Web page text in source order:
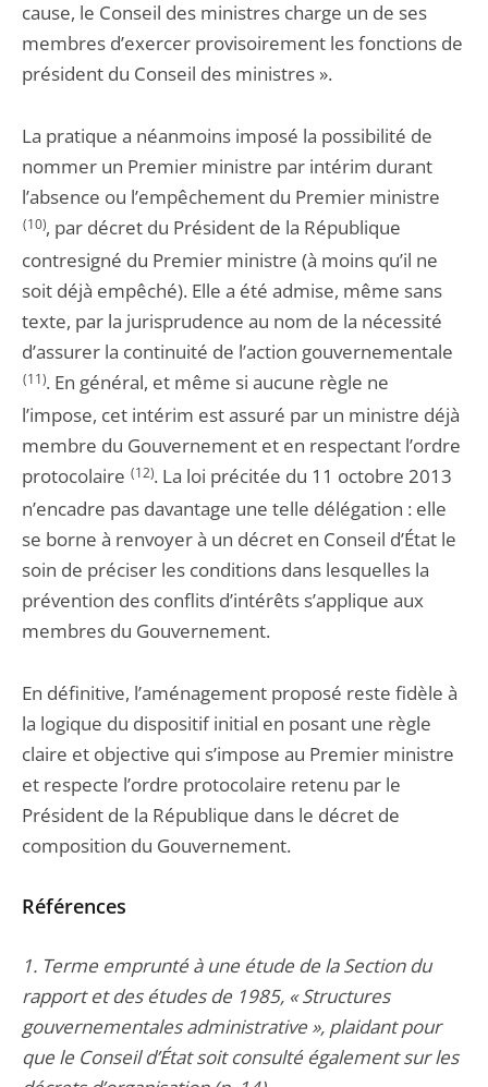
cause, le Conseil des ministres charge un de ses
membres d’exercer provisoirement les fonctions de
président du Conseil des ministres ».
La pratique a néanmoins imposé la possibilité de
nommer un Premier ministre par intérim durant
l’absence ou l’empêchement du Premier ministre
(10), par décret du Président de la République
contresigné du Premier ministre (à moins qu’il ne
soit déjà empêché). Elle a été admise, même sans
texte, par la jurisprudence au nom de la nécessité
d’assurer la continuité de l’action gouvernementale
(11). En général, et même si aucune règle ne
l’impose, cet intérim est assuré par un ministre déjà
membre du Gouvernement et en respectant l’ordre
protocolaire (12). La loi précitée du 11 octobre 2013
n’encadre pas davantage une telle délégation : elle
se borne à renvoyer à un décret en Conseil d’État le
soin de préciser les conditions dans lesquelles la
prévention des conflits d’intérêts s’applique aux
membres du Gouvernement.
En définitive, l’aménagement proposé reste fidèle à
la logique du dispositif initial en posant une règle
claire et objective qui s’impose au Premier ministre
et respecte l’ordre protocolaire retenu par le
Président de la République dans le décret de
composition du Gouvernement.
Références
1. Terme emprunté à une étude de la Section du
rapport et des études de 1985, « Structures
gouvernementales administrative », plaidant pour
que le Conseil d’État soit consulté également sur les